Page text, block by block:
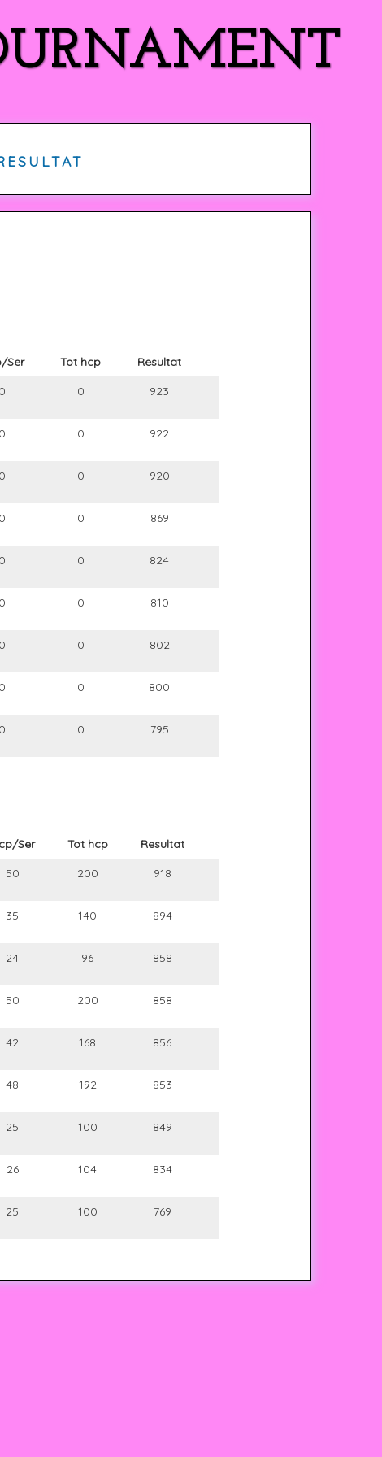
Ser Tot hcp
Resultat
0 0 923
0 0 922
0 0 920
0 0 869
0 0 824
0 0 810
0 0 802
0 0 800
0 0 795
Ser Tot hcp
Resultat
50 200 918
35 140 894
24 96 858
50 200 858
42 168 856
48 192 853
25 100 849
26 104 834
25 100 769